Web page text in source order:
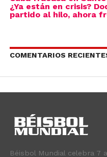
¿Ya están en crisis?
partido al hilo, ahora
COMENTARIOS
Béisbol Mundial celebra 7